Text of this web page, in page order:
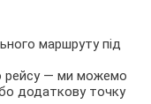
маршруту під
рейсу — ми можемо
додаткову точку